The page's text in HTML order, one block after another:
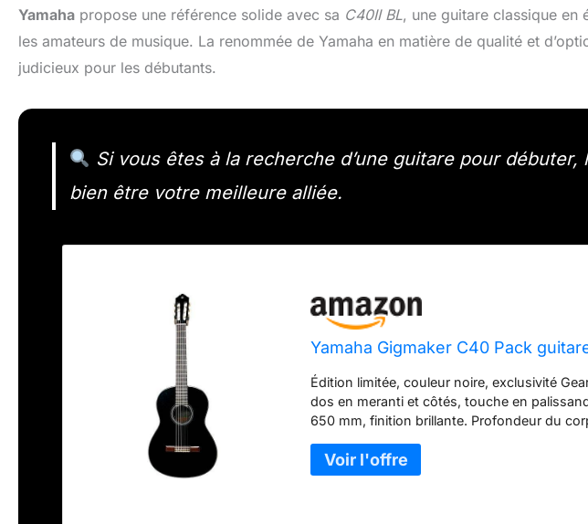
Yamaha propose une référence solide avec sa C40II BL, une guitare classique en
les amateurs de musique. La renommée de Yamaha en matière de qualité et
judicieux pour les débutants.
Si vous êtes à la recherche d’une guitare pour débuter,
bien être votre meilleure alliée.
Yamaha Gigmaker C40 Pack
Édition limitée, couleur noire, exclusivité
dos en meranti et côtés, touche en
650 mm, finition brillante. Profondeur du